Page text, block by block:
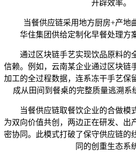
开辟效率。
当餐供应链采用地方厨房+产地
华住集团供给定制化早餐处理方
通过区块链手艺实现饮品原料的
信赖。例如，云南某企业通过区块链
加工的全过程数据，连系冻干手艺保
成从田间到餐桌的完整质量逃溯系
当餐供应链取餐饮企业的合做模
为双向价值共创，两边正在研发、出
密协同。此模式打破了保守供应链的
同的创重生态系